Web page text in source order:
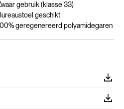
gebruik (klasse 33)
geschikt
geregenereerd polyamidegaren